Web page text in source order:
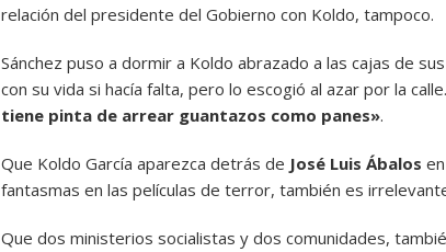
relación del presidente del Gobierno con Koldo, tampoco.
Sánchez puso a dormir a Koldo abrazado a las cajas de
con su vida si hacía falta, pero lo escogió al azar por la calle.
tiene pinta de arrear guantazos como panes».
Que Koldo García aparezca detrás de José Luis Ábalos
fantasmas en las películas de terror, también es
Que dos ministerios socialistas y dos comunidades,